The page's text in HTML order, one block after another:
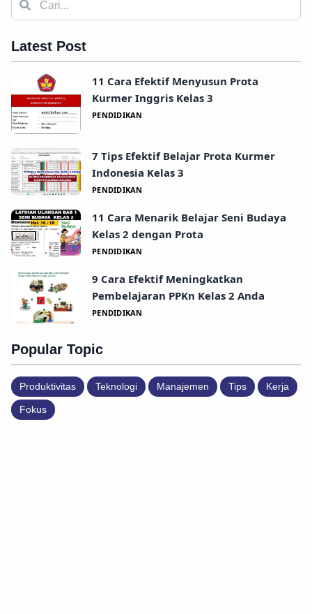
Latest Post
11 Cara Efektif Menyusun Prota
Kurmer Inggris Kelas 3
PENDIDIKAN
7 Tips Efektif Belajar Prota Kurmer
Indonesia Kelas 3
PENDIDIKAN
11 Cara Menarik Belajar Seni Budaya
Kelas 2 dengan Prota
PENDIDIKAN
9 Cara Efektif Meningkatkan
Pembelajaran PPKn Kelas 2 Anda
PENDIDIKAN
Popular Topic
Produktivitas Teknologi Manajemen Tips Kerja
Fokus